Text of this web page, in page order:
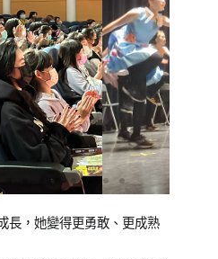
力讓團員練習掌控
上的自己更有力
量。
長，她變得更勇敢、更成熟